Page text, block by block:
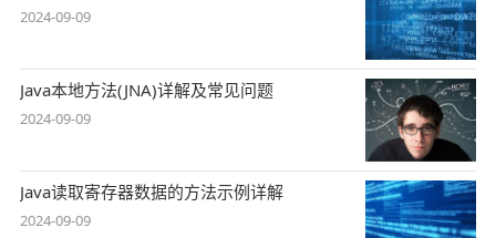
2024-09-09
Java本地方法(JNA)详解及常见问题
2024-09-09
Java读取寄存器数据的方法示例详解
2024-09-09